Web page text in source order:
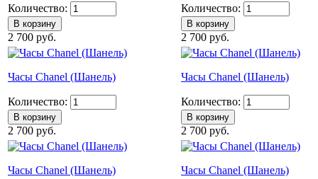
Количество:
2 700 руб.
Количество:
2 700 руб.
Часы Chanel (Шанель)
Количество:
2 700 руб.
Часы Chanel (Шанель)
Количество:
2 700 руб.
Часы Chanel (Шанель) Часы Chanel (Шанель)